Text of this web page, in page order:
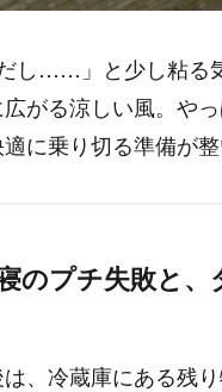
だし……」と少し粘る
がる涼しい風。や
に乗り切る準備が整
のプチ失敗と
、冷蔵庫にある残